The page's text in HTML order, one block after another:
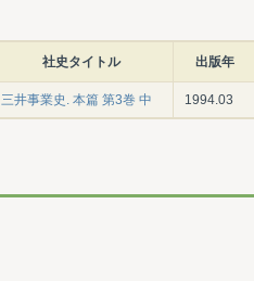
社史タイトル 出版年
三井事業史. 本篇 第3巻 中 1994.03